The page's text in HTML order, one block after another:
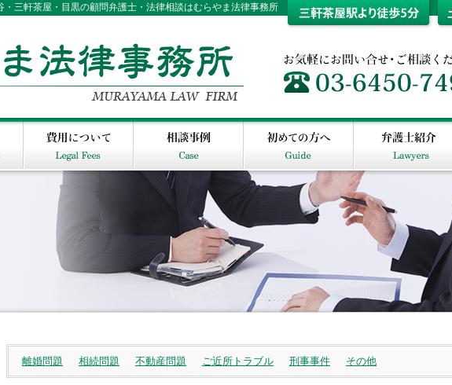
三軒茶屋・目黒の顧問弁護士・法律相談はむらやま法律事務所
離婚問題 相続問題 不動産問題 ご近所トラブル 刑事事件 その他